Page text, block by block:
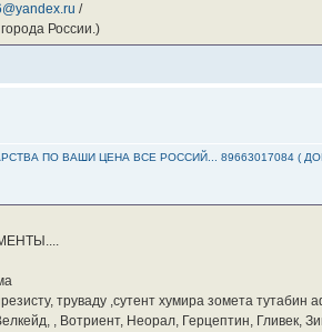
/
России.)
ПО ВАШИ ЦЕНА ВСЕ РОССИЙ... 89663017084 (
труваду ,сутент хумира зомета
, Вотриент, Неорал, Герцептин, Гливек,